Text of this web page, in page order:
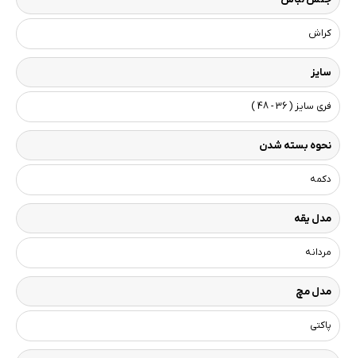
کراش
سایز
فری سایز ( 36 - 48 )
نحوه بسته شدن
دکمه
مدل یقه
مردانه
مدل مچ
پاکتی